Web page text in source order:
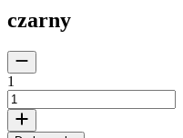
czarny
1